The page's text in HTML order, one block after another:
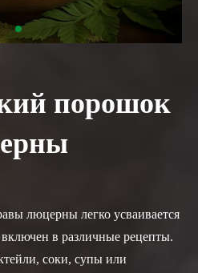
порошок
люцерны легко усваивается
в различные рецепты.
соки, супы или